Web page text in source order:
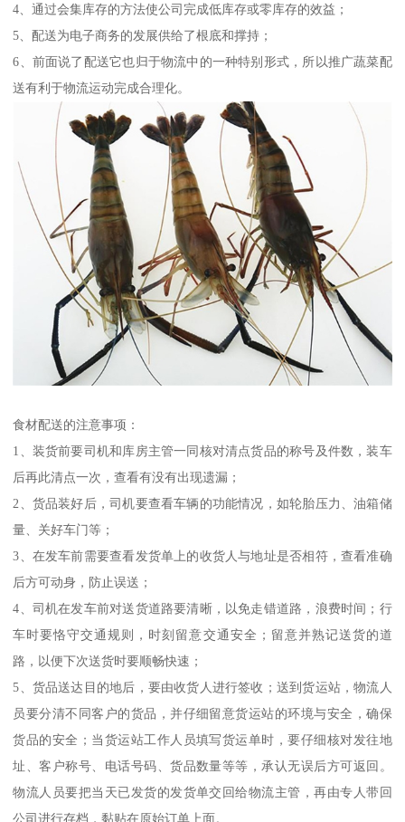
4、通过会集库存的方法使公司完成低库存或零库存的效益；
5、配送为电子商务的发展供给了根底和撑持；
6、前面说了配送它也归于物流中的一种特别形式，所以推广蔬菜配
送有利于物流运动完成合理化。
食材配送的注意事项：
1、装货前要司机和库房主管一同核对清点货品的称号及件数，装车
后再此清点一次，查看有没有出现遗漏；
2、货品装好后，司机要查看车辆的功能情况，如轮胎压力、油箱储
量、关好车门等；
3、在发车前需要查看发货单上的收货人与地址是否相符，查看准确
后方可动身，防止误送；
4、司机在发车前对送货道路要清晰，以免走错道路，浪费时间；行
车时要恪守交通规则，时刻留意交通安全；留意并熟记送货的道
路，以便下次送货时要顺畅快速；
5、货品送达目的地后，要由收货人进行签收；送到货运站，物流人
员要分清不同客户的货品，并仔细留意货运站的环境与安全，确保
货品的安全；当货运站工作人员填写货运单时，要仔细核对发往地
址、客户称号、电话号码、货品数量等等，承认无误后方可返回。
物流人员要把当天已发货的发货单交回给物流主管，再由专人带回
公司进行存档，黏贴在原始订单上面。